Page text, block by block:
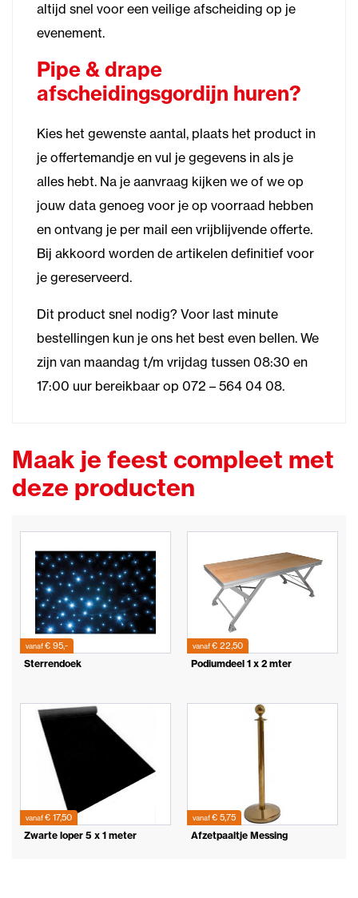
altijd snel voor een veilige afscheiding op je
evenement.
Pipe & drape
afscheidingsgordijn huren?
Kies het gewenste aantal, plaats het product in
je offertemandje en vul je gegevens in als je
alles hebt. Na je aanvraag kijken we of we op
jouw data genoeg voor je op voorraad hebben
en ontvang je per mail een vrijblijvende offerte.
Bij akkoord worden de artikelen definitief voor
je gereserveerd.
Dit product snel nodig? Voor last minute
bestellingen kun je ons het best even bellen. We
zijn van maandag t/m vrijdag tussen 08:30 en
17:00 uur bereikbaar op 072 – 564 04 08.
Maak je feest compleet met
deze producten
vanaf€ 95,-
Sterrendoek
vanaf€ 22,50
Podiumdeel 1 x 2 mter
vanaf€ 17,50
Zwarte loper 5 x 1 meter
vanaf€ 5,75
Afzetpaaltje Messing